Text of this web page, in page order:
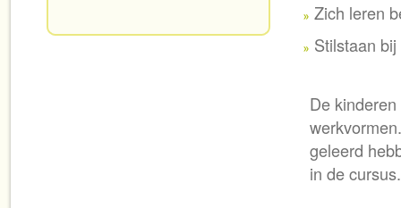
Zich leren
Stilstaan
De
geleerd
in de cursus.